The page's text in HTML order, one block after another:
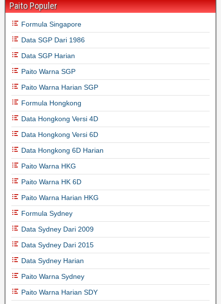
Paito Populer
Formula Singapore
Data SGP Dari 1986
Data SGP Harian
Paito Warna SGP
Paito Warna Harian SGP
Formula Hongkong
Data Hongkong Versi 4D
Data Hongkong Versi 6D
Data Hongkong 6D Harian
Paito Warna HKG
Paito Warna HK 6D
Paito Warna Harian HKG
Formula Sydney
Data Sydney Dari 2009
Data Sydney Dari 2015
Data Sydney Harian
Paito Warna Sydney
Paito Warna Harian SDY